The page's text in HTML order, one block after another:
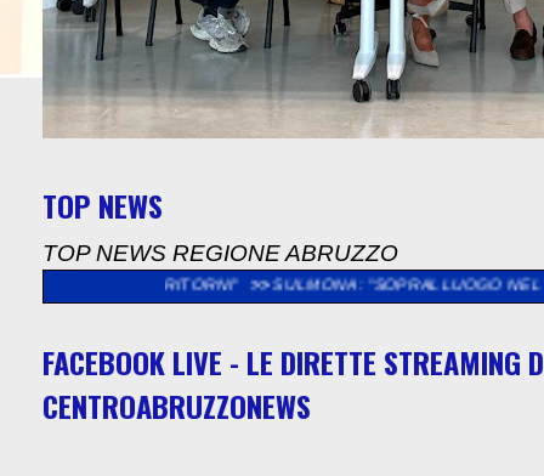
TOP NEWS
TOP NEWS REGIONE ABRUZZO
SULMONA: "SOPRALLUOGO NEL CANTIERE
FACEBOOK LIVE - LE DIRETTE STREAMING
CENTROABRUZZONEWS